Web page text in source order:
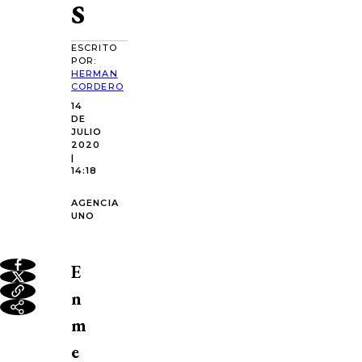
ESCRITO
POR:
HERMAN
CORDERO
14
DE
JULIO
2020
|
14:18
AGENCIA
UNO
E
n
m
e